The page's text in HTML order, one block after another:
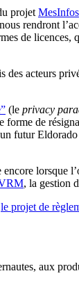
projet MesInfos
rendront
de licences,
des acteurs
(le privacy
forme de
futur
lorsque
, la gestion
le projet de
aux